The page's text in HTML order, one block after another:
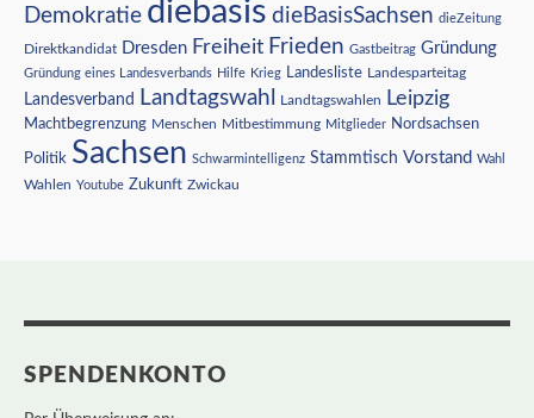
Demokratie diebasis dieBasisSachsen dieZeitung
Direktkandidat Dresden Freiheit Frieden Gastbeitrag Gründung
Gründung eines Landesverbands Hilfe Krieg Landesliste Landesparteitag
Landesverband Landtagswahl Landtagswahlen Leipzig
Machtbegrenzung Menschen Mitbestimmung Mitglieder Nordsachsen
Politik Sachsen Schwarmintelligenz Stammtisch Vorstand Wahl
Wahlen Youtube Zukunft Zwickau
SPENDENKONTO